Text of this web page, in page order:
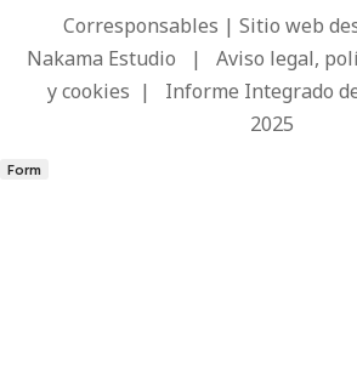
Corresponsables | Sitio web
Nakama Estudio | Aviso legal,
y cookies | Informe Integrado
2025
Form